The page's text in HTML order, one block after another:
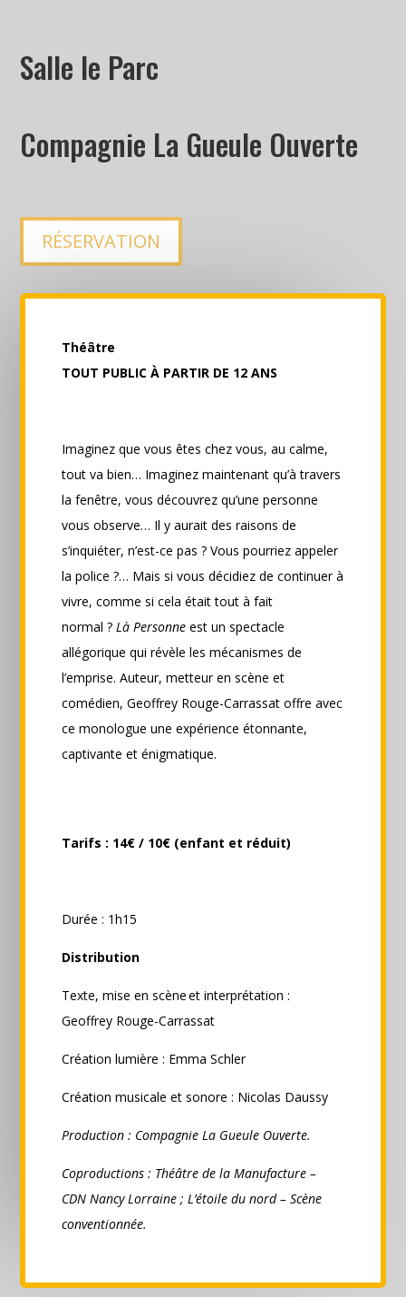
Salle le Parc
Compagnie La Gueule Ouverte
RÉSERVATION
Théâtre
TOUT PUBLIC À PARTIR DE 12 ANS
Imaginez que vous êtes chez vous, au calme,
tout va bien… Imaginez maintenant qu’à travers
la fenêtre, vous découvrez qu’une personne
vous observe… Il y aurait des raisons de
s’inquiéter, n’est-ce pas ? Vous pourriez appeler
la police ?… Mais si vous décidiez de continuer à
vivre, comme si cela était tout à fait
normal ?Là Personne est un spectacle
allégorique qui révèle les mécanismes de
l’emprise. Auteur, metteur en scène et
comédien, Geoffrey Rouge-Carrassat offre avec
ce monologue une expérience étonnante,
captivante et énigmatique.
Tarifs : 14€ / 10€ (enfant et réduit)
Durée : 1h15
Distribution
Texte, mise en scène et interprétation :
Geoffrey Rouge-Carrassat
Création lumière : Emma Schler
Création musicale et sonore : Nicolas Daussy
Production : Compagnie La Gueule Ouverte.
Coproductions : Théâtre de la Manufacture –
CDN Nancy Lorraine ; L’étoile du nord – Scène
conventionnée.